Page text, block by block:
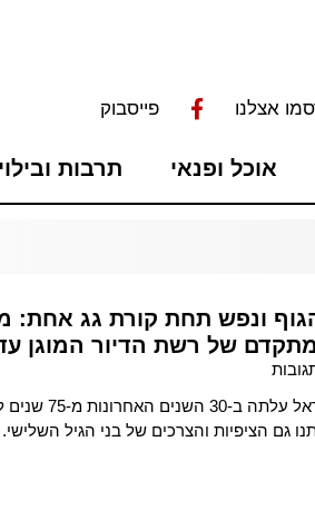
אצלנו פייסבוק
אוכל ופנאי תרבות ובילוי
הגוף ונפש תחת קורת גג אחת:
של רשת הדיור המוגן
גם הציפיות והצרכים של בני הגיל